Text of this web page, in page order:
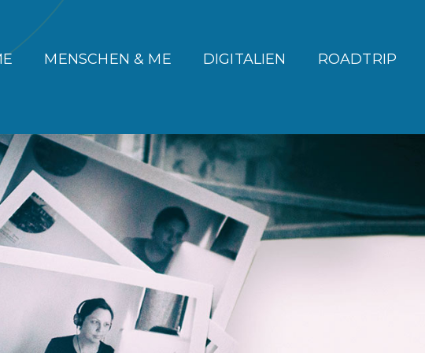
MENSCHEN & ME DIGITALIEN ROADTRIP